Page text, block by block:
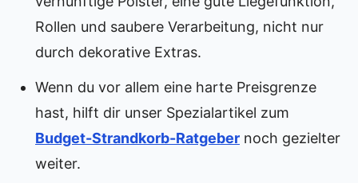
Rollen und saubere Verarbeitung, nicht nur
durch dekorative Extras.
Wenn du vor allem eine harte Preisgrenze
hast, hilft dir unser Spezialartikel zum
Budget-Strandkorb-Ratgeber noch gezielter
weiter.